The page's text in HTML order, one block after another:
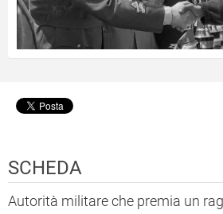
SCHEDA
Autorità militare che premia un